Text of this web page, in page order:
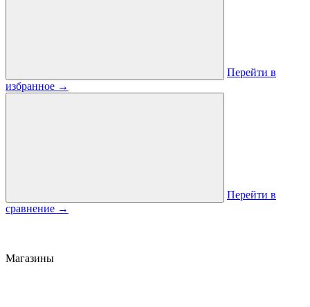
Перейти в
избранное →
Перейти в
сравнение →
Магазины